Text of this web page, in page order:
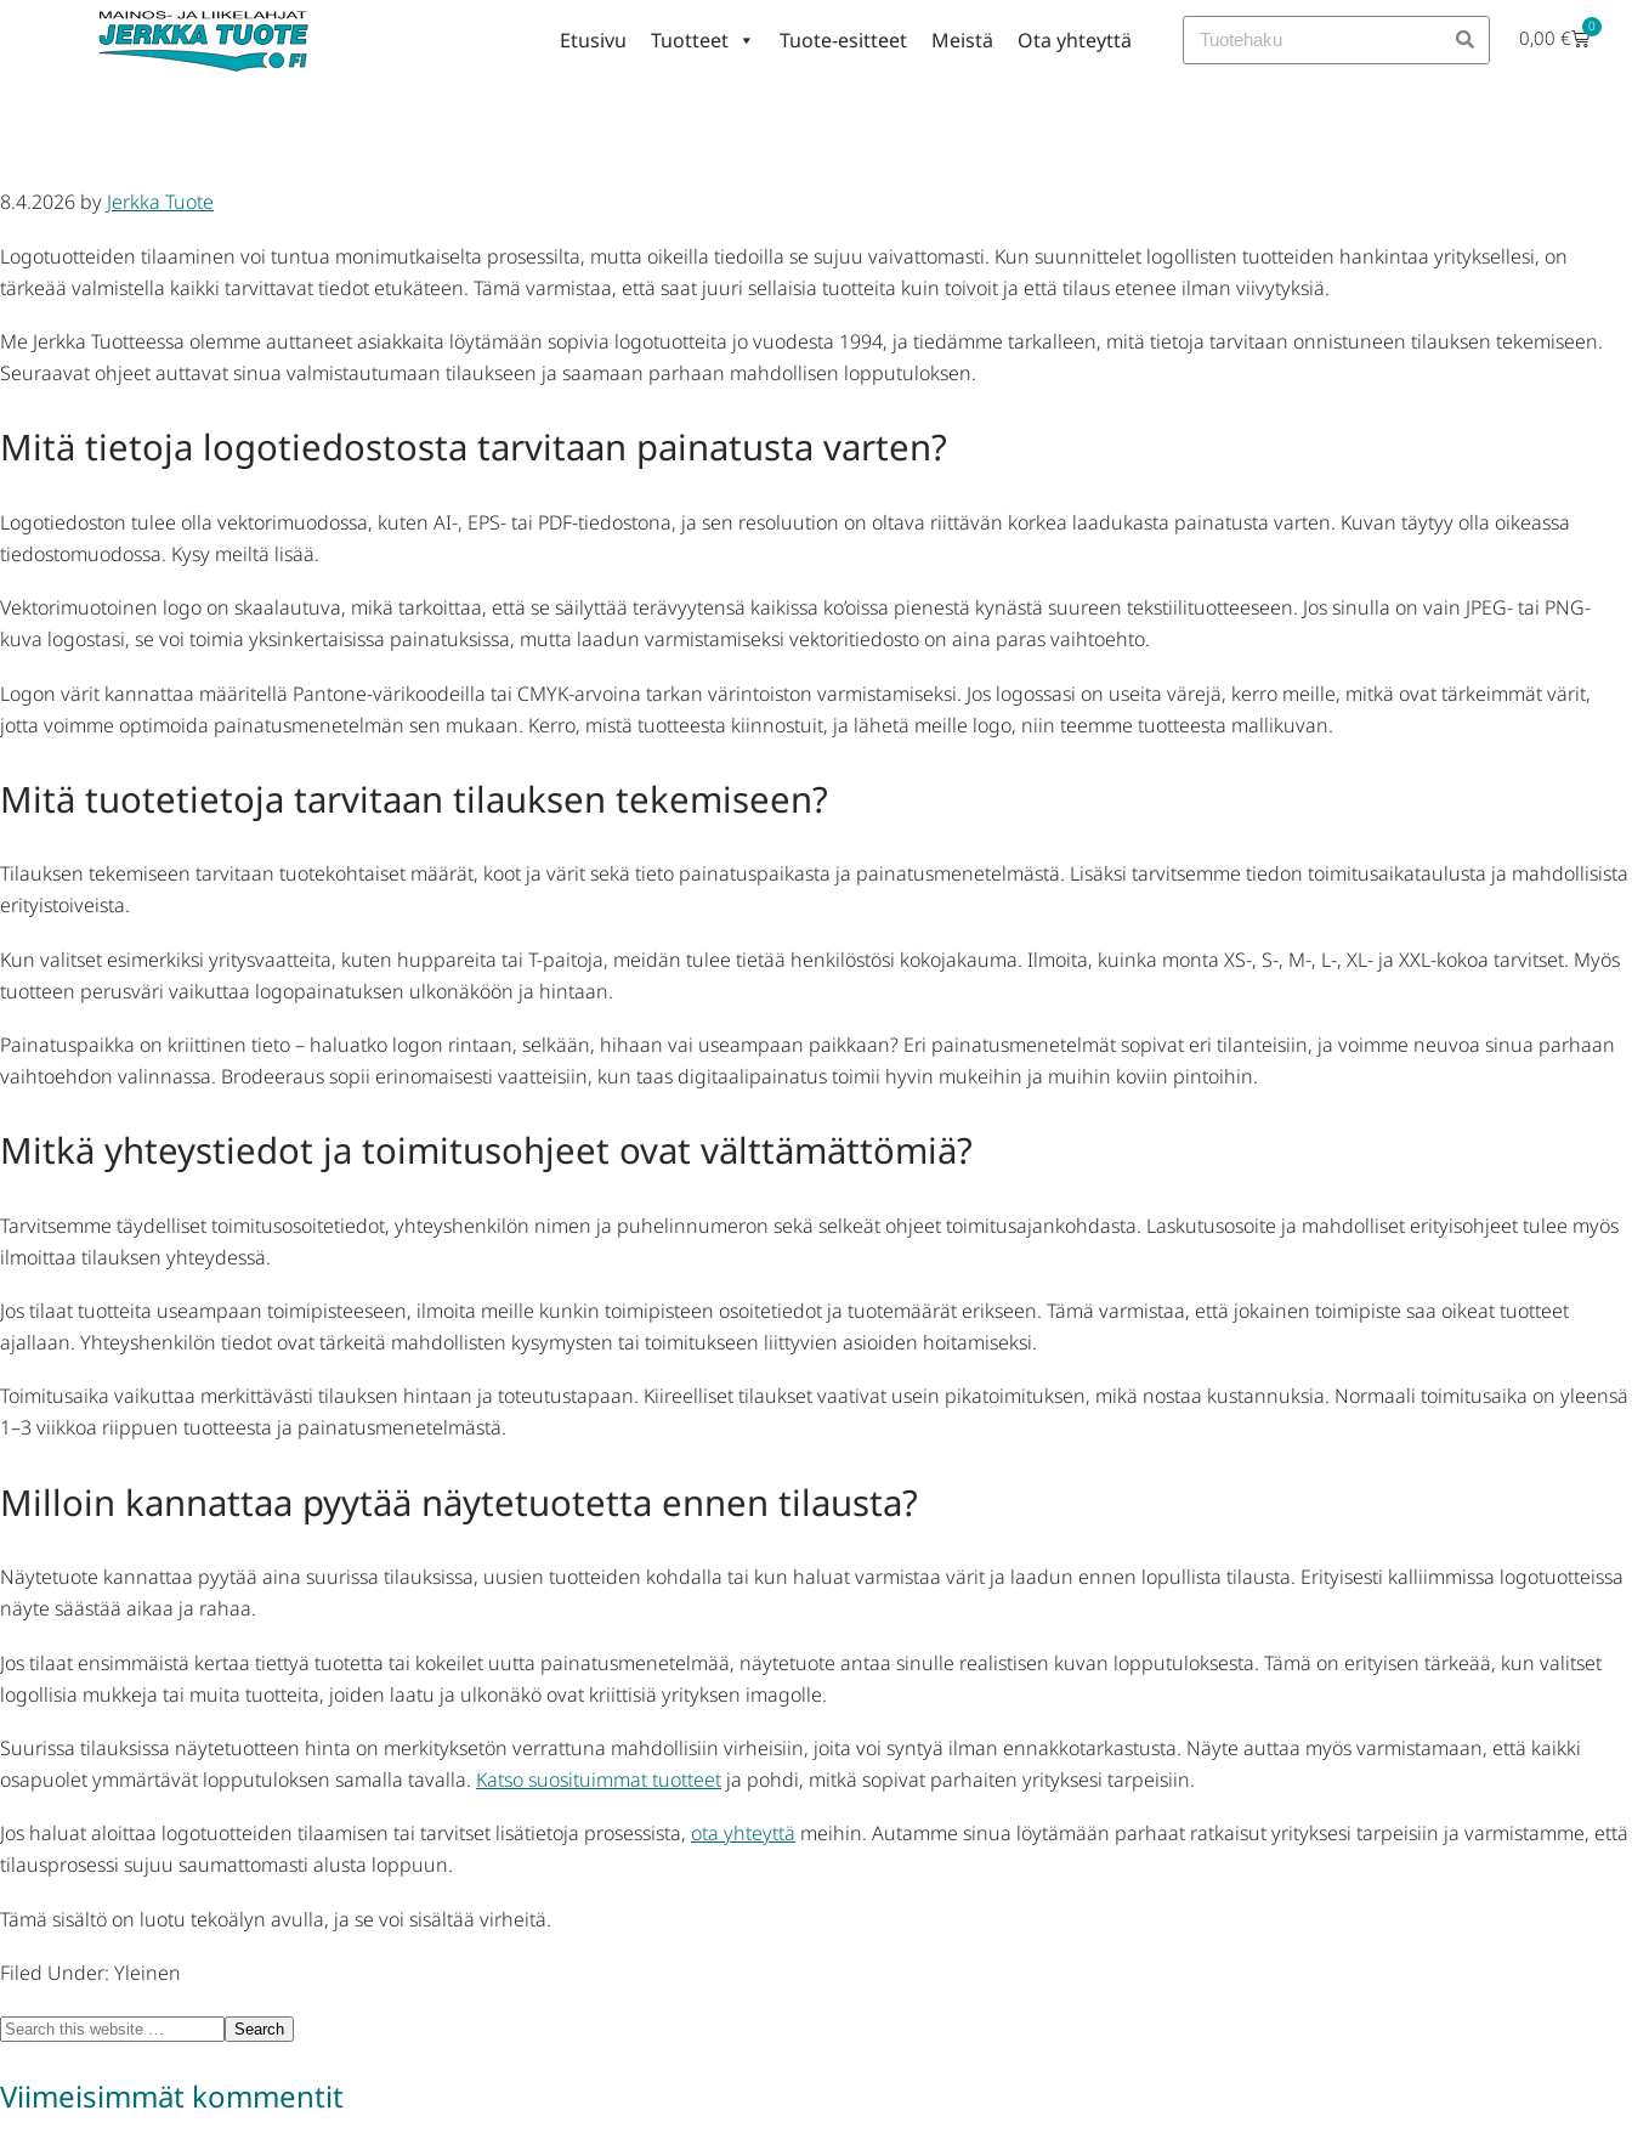
Etusivu Tuotteet Tuote-esitteet Meistä Ota yhteyttä 0,00€ 0
8.4.2026 by Jerkka Tuote
Logotuotteiden tilaaminen voi tuntua monimutkaiselta prosessilta, mutta oikeilla tiedoilla se sujuu vaivattomasti. Kun suunnittelet logollisten tuotteiden hankintaa yrityksellesi, on
tärkeää valmistella kaikki tarvittavat tiedot etukäteen. Tämä varmistaa, että saat juuri sellaisia tuotteita kuin toivoit ja että tilaus etenee ilman viivytyksiä.
Me Jerkka Tuotteessa olemme auttaneet asiakkaita löytämään sopivia logotuotteita jo vuodesta 1994, ja tiedämme tarkalleen, mitä tietoja tarvitaan onnistuneen tilauksen tekemiseen.
Seuraavat ohjeet auttavat sinua valmistautumaan tilaukseen ja saamaan parhaan mahdollisen lopputuloksen.
Mitä tietoja logotiedostosta tarvitaan painatusta varten?
Logotiedoston tulee olla vektorimuodossa, kuten AI-, EPS- tai PDF-tiedostona, ja sen resoluution on oltava riittävän korkea laadukasta painatusta varten. Kuvan täytyy olla oikeassa
tiedostomuodossa. Kysy meiltä lisää.
Vektorimuotoinen logo on skaalautuva, mikä tarkoittaa, että se säilyttää terävyytensä kaikissa ko’oissa pienestä kynästä suureen tekstiilituotteeseen. Jos sinulla on vain JPEG- tai PNG-
kuva logostasi, se voi toimia yksinkertaisissa painatuksissa, mutta laadun varmistamiseksi vektoritiedosto on aina paras vaihtoehto.
Logon värit kannattaa määritellä Pantone-värikoodeilla tai CMYK-arvoina tarkan värintoiston varmistamiseksi. Jos logossasi on useita värejä, kerro meille, mitkä ovat tärkeimmät värit,
jotta voimme optimoida painatusmenetelmän sen mukaan. Kerro, mistä tuotteesta kiinnostuit, ja lähetä meille logo, niin teemme tuotteesta mallikuvan.
Mitä tuotetietoja tarvitaan tilauksen tekemiseen?
Tilauksen tekemiseen tarvitaan tuotekohtaiset määrät, koot ja värit sekä tieto painatuspaikasta ja painatusmenetelmästä. Lisäksi tarvitsemme tiedon toimitusaikataulusta ja mahdollisista
erityistoiveista.
Kun valitset esimerkiksi yritysvaatteita, kuten huppareita tai T-paitoja, meidän tulee tietää henkilöstösi kokojakauma. Ilmoita, kuinka monta XS-, S-, M-, L-, XL- ja XXL-kokoa tarvitset. Myös
tuotteen perusväri vaikuttaa logopainatuksen ulkonäköön ja hintaan.
Painatuspaikka on kriittinen tieto – haluatko logon rintaan, selkään, hihaan vai useampaan paikkaan? Eri painatusmenetelmät sopivat eri tilanteisiin, ja voimme neuvoa sinua parhaan
vaihtoehdon valinnassa. Brodeeraus sopii erinomaisesti vaatteisiin, kun taas digitaalipainatus toimii hyvin mukeihin ja muihin koviin pintoihin.
Mitkä yhteystiedot ja toimitusohjeet ovat välttämättömiä?
Tarvitsemme täydelliset toimitusosoitetiedot, yhteyshenkilön nimen ja puhelinnumeron sekä selkeät ohjeet toimitusajankohdasta. Laskutusosoite ja mahdolliset erityisohjeet tulee myös
ilmoittaa tilauksen yhteydessä.
Jos tilaat tuotteita useampaan toimipisteeseen, ilmoita meille kunkin toimipisteen osoitetiedot ja tuotemäärät erikseen. Tämä varmistaa, että jokainen toimipiste saa oikeat tuotteet
ajallaan. Yhteyshenkilön tiedot ovat tärkeitä mahdollisten kysymysten tai toimitukseen liittyvien asioiden hoitamiseksi.
Toimitusaika vaikuttaa merkittävästi tilauksen hintaan ja toteutustapaan. Kiireelliset tilaukset vaativat usein pikatoimituksen, mikä nostaa kustannuksia. Normaali toimitusaika on yleensä
1–3 viikkoa riippuen tuotteesta ja painatusmenetelmästä.
Milloin kannattaa pyytää näytetuotetta ennen tilausta?
Näytetuote kannattaa pyytää aina suurissa tilauksissa, uusien tuotteiden kohdalla tai kun haluat varmistaa värit ja laadun ennen lopullista tilausta. Erityisesti kalliimmissa logotuotteissa
näyte säästää aikaa ja rahaa.
Jos tilaat ensimmäistä kertaa tiettyä tuotetta tai kokeilet uutta painatusmenetelmää, näytetuote antaa sinulle realistisen kuvan lopputuloksesta. Tämä on erityisen tärkeää, kun valitset
logollisia mukkeja tai muita tuotteita, joiden laatu ja ulkonäkö ovat kriittisiä yrityksen imagolle.
Suurissa tilauksissa näytetuotteen hinta on merkityksetön verrattuna mahdollisiin virheisiin, joita voi syntyä ilman ennakkotarkastusta. Näyte auttaa myös varmistamaan, että kaikki
osapuolet ymmärtävät lopputuloksen samalla tavalla. Katso suosituimmat tuotteet ja pohdi, mitkä sopivat parhaiten yrityksesi tarpeisiin.
Jos haluat aloittaa logotuotteiden tilaamisen tai tarvitset lisätietoja prosessista, ota yhteyttä meihin. Autamme sinua löytämään parhaat ratkaisut yrityksesi tarpeisiin ja varmistamme, että
tilausprosessi sujuu saumattomasti alusta loppuun.
Tämä sisältö on luotu tekoälyn avulla, ja se voi sisältää virheitä.
Filed Under: Yleinen
Viimeisimmät kommentit